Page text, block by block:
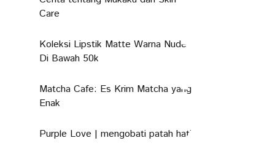
Care
Koleksi Lipstik Matte Warna Nude
Di Bawah 50k
Matcha Cafe: Es Krim Matcha yang
Enak
Purple Love | mengobati patah hati